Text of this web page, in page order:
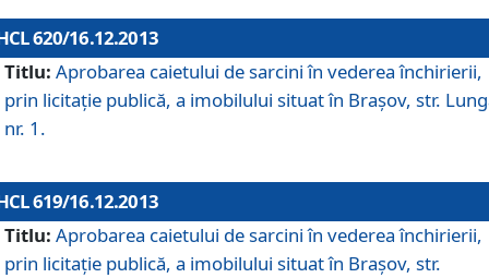
620/16.12.2013
Titlu: Aprobarea caietului de sarcini în vederea închirierii,
prin licitaţie publică, a imobilului situat în Braşov, str.
nr. 1.
619/16.12.2013
Titlu: Aprobarea caietului de sarcini în vederea închirierii,
prin licitaţie publică, a imobilului situat în Braşov, str.